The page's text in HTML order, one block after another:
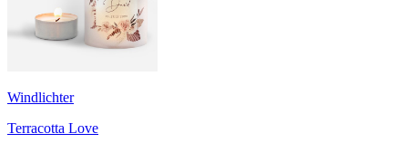
Windlichter
Terracotta Love